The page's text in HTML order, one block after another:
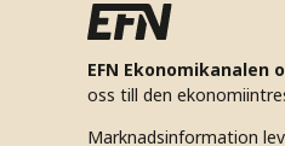
EFN Ekonomikanalen
oss till den
Marknadsinformation